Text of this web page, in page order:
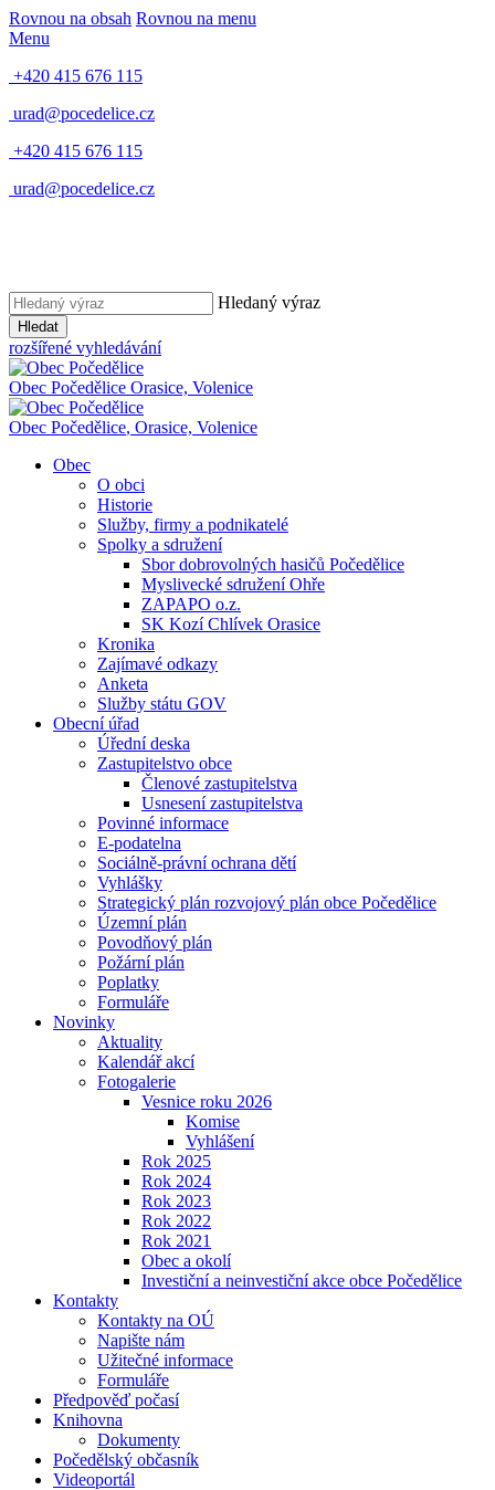
Rovnou na obsah Rovnou na menu
Menu
+420 415 676 115
urad@pocedelice.cz
+420 415 676 115
urad@pocedelice.cz
Hledaný výraz
Hledat
rozšířené vyhledávání
Obec Počedělice Orasice, Volenice
Obec Počedělice, Orasice, Volenice
Obec
O obci
Historie
Služby, firmy a podnikatelé
Spolky a sdružení
Sbor dobrovolných hasičů Počedělice
Myslivecké sdružení Ohře
ZAPAPO o.z.
SK Kozí Chlívek Orasice
Kronika
Zajímavé odkazy
Anketa
Služby státu GOV
Obecní úřad
Úřední deska
Zastupitelstvo obce
Členové zastupitelstva
Usnesení zastupitelstva
Povinné informace
E-podatelna
Sociálně-právní ochrana dětí
Vyhlášky
Strategický plán rozvojový plán obce Počedělice
Územní plán
Povodňový plán
Požární plán
Poplatky
Formuláře
Novinky
Aktuality
Kalendář akcí
Fotogalerie
Vesnice roku 2026
Komise
Vyhlášení
Rok 2025
Rok 2024
Rok 2023
Rok 2022
Rok 2021
Obec a okolí
Investiční a neinvestiční akce obce Počedělice
Kontakty
Kontakty na OÚ
Napište nám
Užitečné informace
Formuláře
Předpověď počasí
Knihovna
Dokumenty
Počedělský občasník
Videoportál